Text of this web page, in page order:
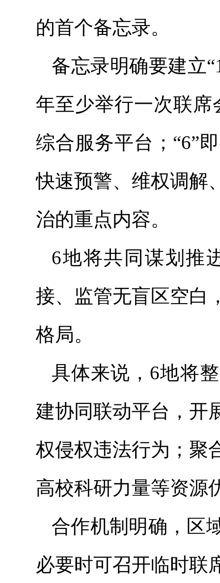
的首个备忘录。
备忘录明确要建立
年至少举行一次联席
综合服务平台；“6”
快速预警、维权调解
治的重点内容。
6地将共同谋划推
接、监管无盲区空白
格局。
具体来说，6地将
建协同联动平台，开
权侵权违法行为；聚
高校科研力量等资源
合作机制明确，区
必要时可召开临时联